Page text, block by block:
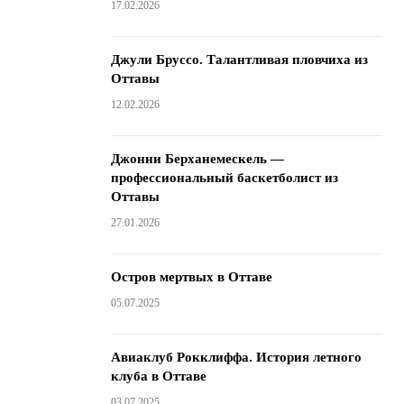
17.02.2026
Джули Бруссо. Талантливая пловчиха из
Оттавы
12.02.2026
Джонни Берханемескель —
профессиональный баскетболист из
Оттавы
27.01.2026
Остров мертвых в Оттаве
05.07.2025
Авиаклуб Рокклиффа. История летного
клуба в Оттаве